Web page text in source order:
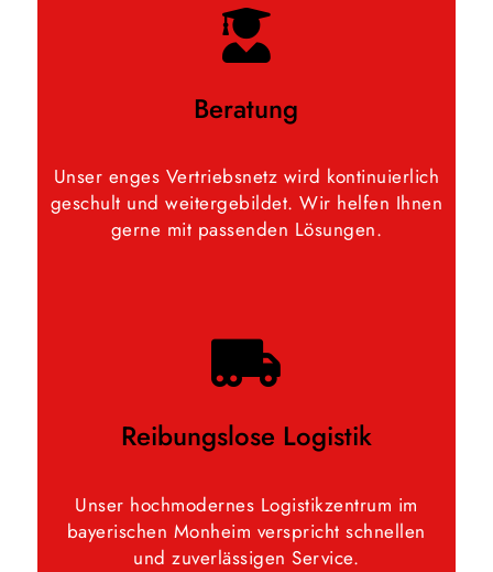
Beratung
Unser enges Vertriebsnetz wird kontinuierlich
geschult und weitergebildet. Wir helfen Ihnen
gerne mit passenden Lösungen.
Reibungslose Logistik
Unser hochmodernes Logistikzentrum im
bayerischen Monheim verspricht schnellen
und zuverlässigen Service.